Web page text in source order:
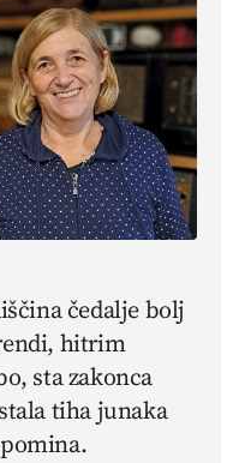
čedalje bolj
hitrim
sta zakonca
tiha junaka